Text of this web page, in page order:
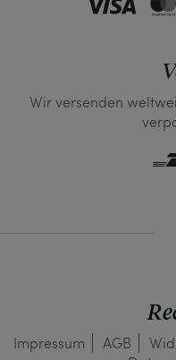
Wir versenden
Impressum AGB